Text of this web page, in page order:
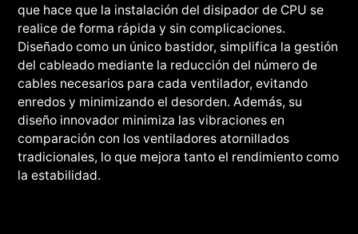
que hace que la instalación del disipador de CPU se
realice de forma rápida y sin complicaciones.
Diseñado como un único bastidor, simplifica la gestión
del cableado mediante la reducción del número de
cables necesarios para cada ventilador, evitando
enredos y minimizando el desorden. Además, su
diseño innovador minimiza las vibraciones en
comparación con los ventiladores atornillados
tradicionales, lo que mejora tanto el rendimiento como
la estabilidad.